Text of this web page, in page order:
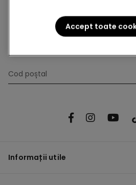
Informații utile
Accept toate